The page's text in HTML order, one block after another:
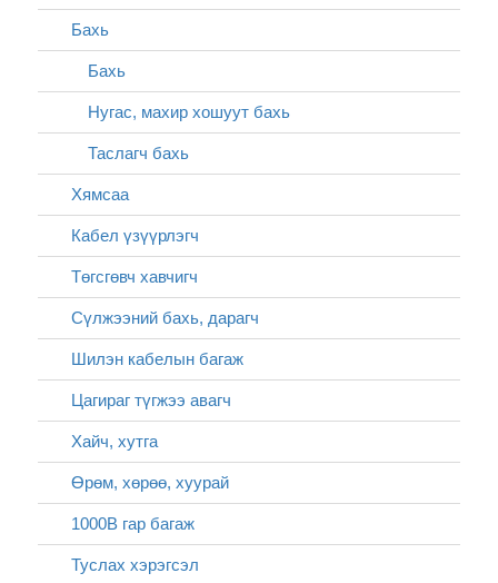
Бахь
Бахь
Нугас, махир хошуут бахь
Таслагч бахь
Хямсаа
Кабел үзүүрлэгч
Төгсгөвч хавчигч
Сүлжээний бахь, дарагч
Шилэн кабелын багаж
Цагираг түгжээ авагч
Хайч, хутга
Өрөм, хөрөө, хуурай
1000В гар багаж
Туслах хэрэгсэл